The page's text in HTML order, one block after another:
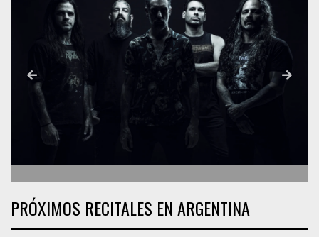
PRÓXIMOS RECITALES EN ARGENTINA